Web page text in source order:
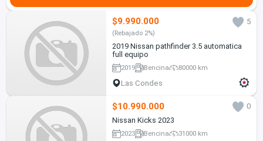
$9.990.000 5
(Rebajado 2%)
2019 Nissan pathfinder 3.5 automatica
full equipo
2019 Bencina 80000 km
Las Condes
$10.990.000
0
Nissan Kicks 2023
2023 Bencina 31000 km